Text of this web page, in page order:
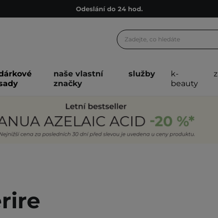
Darkové karty
Doporučovací Program
Darkové karty
naše vlastní
značky
služby
k-
beauty